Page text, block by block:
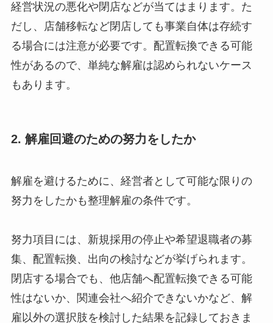
経営状況の悪化や閉店などが当てはまります。た
だし、店舗移転など閉店しても事業自体は存続す
る場合には注意が必要です。配置転換できる可能
性があるので、単純な解雇は認められないケース
もあります。
2. 解雇回避のための努力をしたか
解雇を避けるために、経営者として可能な限りの
努力をしたかも整理解雇の条件です。
努力項目には、新規採用の停止や希望退職者の募
集、配置転換、出向の検討などが挙げられます。
閉店する場合でも、他店舗へ配置転換できる可能
性はないか、関連会社へ紹介できないかなど、解
雇以外の選択肢を検討した結果を記録しておきま